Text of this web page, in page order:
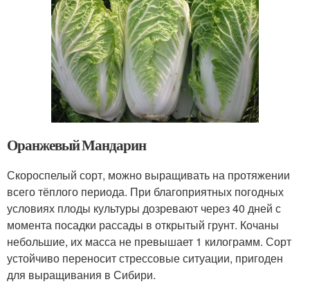
Оранжевый Мандарин
Скороспелый сорт, можно выращивать на протяжении
всего тёплого периода. При благоприятных погодных
условиях плоды культуры дозревают через 40 дней с
момента посадки рассады в открытый грунт. Кочаны
небольшие, их масса не превышает 1 килограмм. Сорт
устойчиво переносит стрессовые ситуации, пригоден
для выращивания в Сибири.